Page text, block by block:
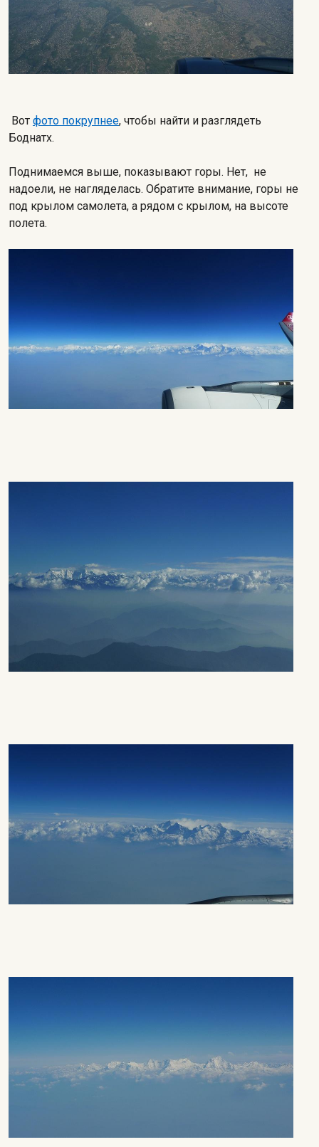
Вот фото покрупнее, чтобы найти и разглядеть
Боднатх.
Поднимаемся выше, показывают горы. Нет, не
надоели, не нагляделась. Обратите внимание, горы не
под крылом самолета, а рядом с крылом, на высоте
полета.